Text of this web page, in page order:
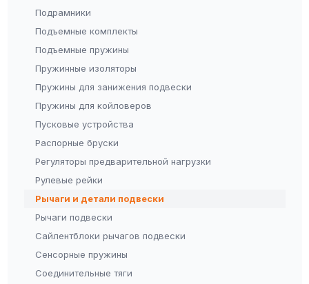
Подрамники
Подъемные комплекты
Подъемные пружины
Пружинные изоляторы
Пружины для занижения подвески
Пружины для койловеров
Пусковые устройства
Распорные бруски
Регуляторы предварительной нагрузки
Рулевые рейки
Рычаги и детали подвески
Рычаги подвески
Сайлентблоки рычагов подвески
Сенсорные пружины
Соединительные тяги